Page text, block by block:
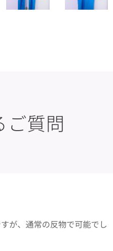
ご質問
、通常の反物で可能でし